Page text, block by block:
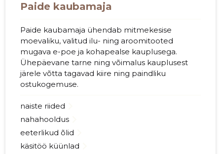
Paide kaubamaja
Paide kaubamaja ühendab mitmekesise
moevaliku, valitud ilu- ning aroomitooted
mugava e-poe ja kohapealse kauplusega.
Ühepäevane tarne ning võimalus kauplusest
järele võtta tagavad kiire ning paindliku
ostukogemuse.
naiste riided
nahahooldus
eeterlikud õlid
käsitöö küünlad